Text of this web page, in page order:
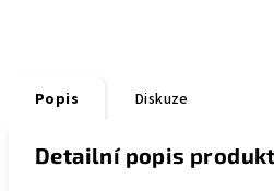
Popis Diskuze
Detailní popis